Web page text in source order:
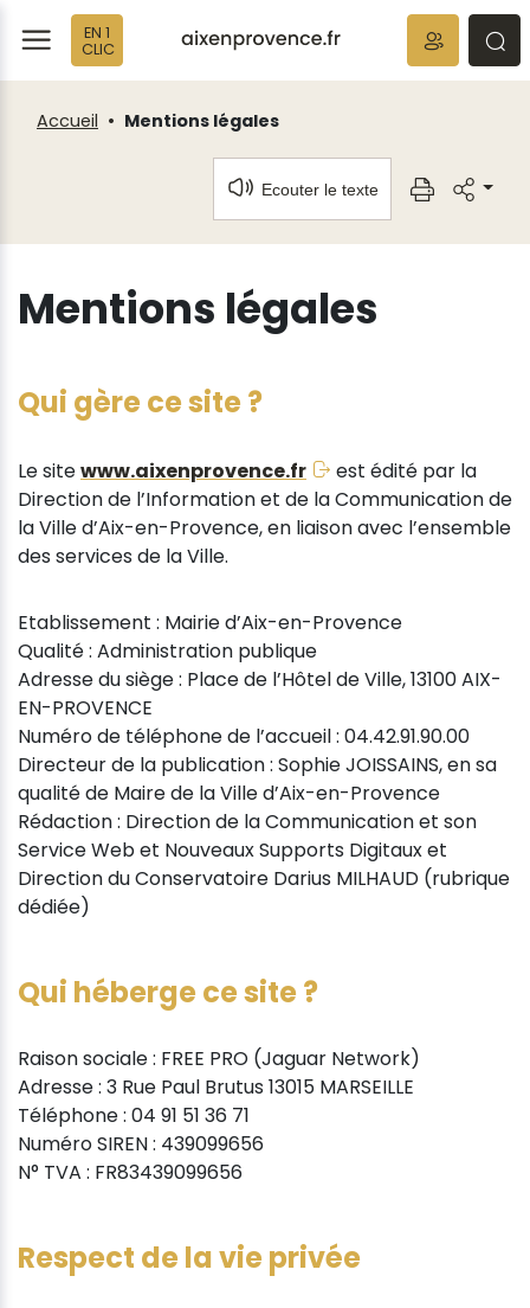
EN 1
CLIC
Accueil Mentions légales
Ecouter le texte
Mentions légales
Qui gère ce site ?
Le sitewww.aixenprovence.fr
est édité par la
Direction de l’Information et de la Communication de
la Ville d’Aix-en-Provence, en liaison avec l’ensemble
des services de la Ville.
Etablissement : Mairie d’Aix-en-Provence
Qualité : Administration publique
Adresse du siège : Place de l’Hôtel de Ville, 13100 AIX-
EN-PROVENCE
Numéro de téléphone de l’accueil : 04.42.91.90.00
Directeur de la publication : Sophie JOISSAINS, en sa
qualité de Maire de la Ville d’Aix-en-Provence
Rédaction : Direction de la Communication et son
Service Web et Nouveaux Supports Digitaux et
Direction du Conservatoire Darius MILHAUD (rubrique
dédiée)
Qui héberge ce site ?
Raison sociale : FREE PRO (Jaguar Network)
Adresse : 3 Rue Paul Brutus 13015 MARSEILLE
Téléphone : 04 91 51 36 71
Numéro SIREN : 439099656
N° TVA : FR83439099656
Respect de la vie privée
Fenêtre
de
chat
Panneau de gestion des cookies